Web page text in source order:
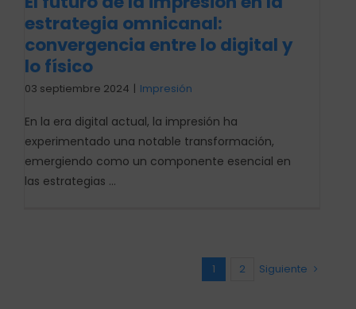
estrategia omnicanal:
convergencia entre lo digital y
lo físico
03 septiembre 2024 | Impresión
En la era digital actual, la impresión ha
experimentado una notable transformación,
emergiendo como un componente esencial en
las estrategias ...
1 2 Siguiente